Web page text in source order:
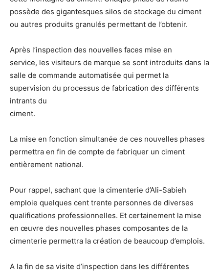
possède des gigantesques silos de stockage du ciment
ou autres produits granulés permettant de l’obtenir.
Après l’inspection des nouvelles faces mise en
service, les visiteurs de marque se sont introduits dans la
salle de commande automatisée qui permet la
supervision du processus de fabrication des différents
intrants du
ciment.
La mise en fonction simultanée de ces nouvelles phases
permettra en fin de compte de fabriquer un ciment
entièrement national.
Pour rappel, sachant que la cimenterie d’Ali-Sabieh
emploie quelques cent trente personnes de diverses
qualifications professionnelles. Et certainement la mise
en œuvre des nouvelles phases composantes de la
cimenterie permettra la création de beaucoup d’emplois.
A la fin de sa visite d’inspection dans les différentes